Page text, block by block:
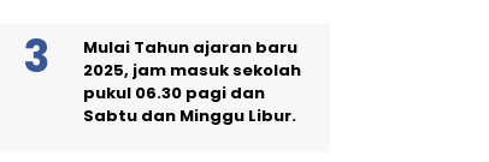
Mulai Tahun ajaran baru
2025, jam masuk sekolah
pukul 06.30 pagi dan
Sabtu dan Minggu Libur.